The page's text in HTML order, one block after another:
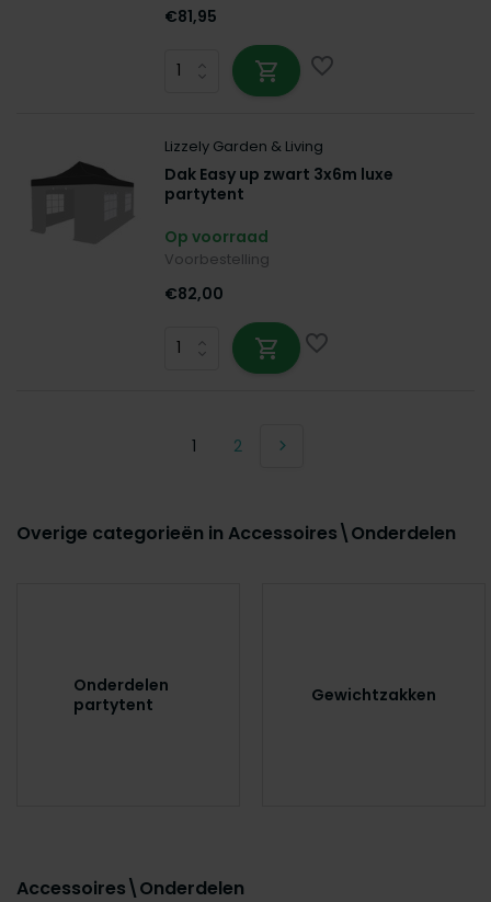
€81,95
Lizzely Garden & Living
Dak Easy up zwart 3x6m luxe
partytent
Op voorraad
Voorbestelling
€82,00
1 2
Overige categorieën in Accessoires\Onderdelen
Onderdelen
partytent
Gewichtzakken
Accessoires\Onderdelen